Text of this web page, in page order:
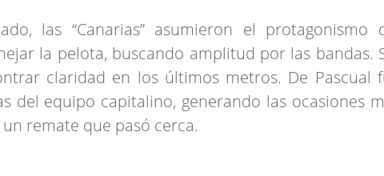
las “Canarias” asumieron el protagonismo
la pelota, buscando amplitud por las bandas.
claridad en los últimos metros. De Pascual
del equipo capitalino, generando las ocasiones
remate que pasó cerca.